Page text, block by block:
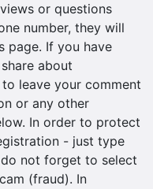
or questions
number, they will
page. If you have
about
leave your comment
or any other
In order to protect
- just type
not forget to select
(fraud). In